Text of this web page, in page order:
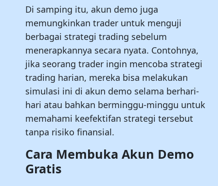
Di samping itu, akun demo juga
memungkinkan trader untuk menguji
berbagai strategi trading sebelum
menerapkannya secara nyata. Contohnya,
jika seorang trader ingin mencoba strategi
trading harian, mereka bisa melakukan
simulasi ini di akun demo selama berhari-
hari atau bahkan berminggu-minggu untuk
memahami keefektifan strategi tersebut
tanpa risiko finansial.
Cara Membuka Akun Demo
Gratis